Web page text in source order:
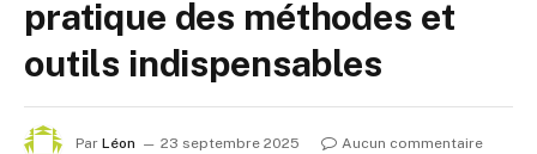
pratique des méthodes et
outils indispensables
Par Léon 23 septembre 2025
Aucun commentaire